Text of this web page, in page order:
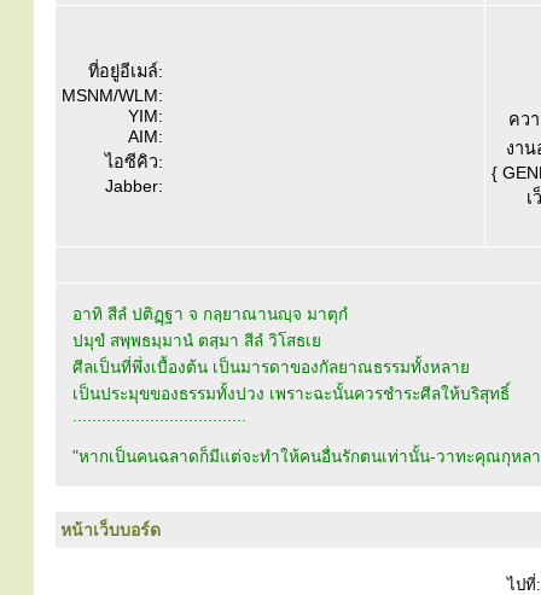
ที่อยู่อีเมล์:
MSNM/WLM:
YIM:
AIM:
ไอซีคิว:
Jabber:
คว
งาน
{
เ
อาทิ สีลํ ปติฏฺฐา จ กลฺยาณานญฺจ มาตุกํ
ปมุขํ สพฺพธมฺมานํ ตสฺมา สีลํ วิโสธเย
ศีลเป็นที่พึ่งเบื้องต้น เป็นมารดาของกัลยาณธรรมทั้งหลาย
เป็นประมุขของธรรมทั้งปวง เพราะฉะนั้นควรชำระศีลให้บริสุทธิ์
....................................
"หากเป็นคนฉลาดก็มีแต่จะทำให้คนอื่นรักตนเท่านั้น-วาทะคุณกุหล
หน้าเว็บบอร์ด
ไปที่: